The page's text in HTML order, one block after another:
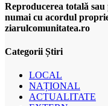
Reproducerea totală
numai cu acordul
ziarulcomunitatea.ro
Categorii Știri
LOCAL
NAȚIONAL
ACTUALITATE